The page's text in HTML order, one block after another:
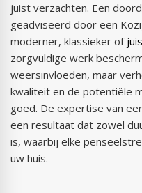
juist verzachten. Een
geadviseerd door een
moderner, klassieker of
zorgvuldige werk
weersinvloeden, maar
kwaliteit en de potentiële
goed. De expertise van
een resultaat dat zowel
is, waarbij elke
uw huis.